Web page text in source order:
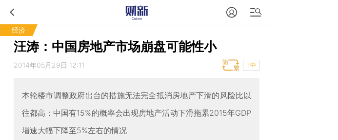
经济
汪涛：中国房地产市场崩盘可能性小
2014年05月29日 12:11 T中
本轮楼市调整政府出台的措施无法完全抵消房地产下滑的风险比以
往都高；中国有15%的概率会出现房地产活动下滑拖累2015年GDP
增速大幅下降至5%左右的情况